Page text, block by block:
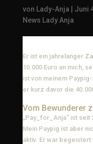
von Lady-Anja Juni
News Lady Anja
Er ist ein jahrelanger
10.000 Euro an mich,
ist von meinem
er kurz davor die
Vom Bewunderer
„Pay_for_Anja“ ist seit
Mein Paypig ist aber
aktiv. Er war begeistert